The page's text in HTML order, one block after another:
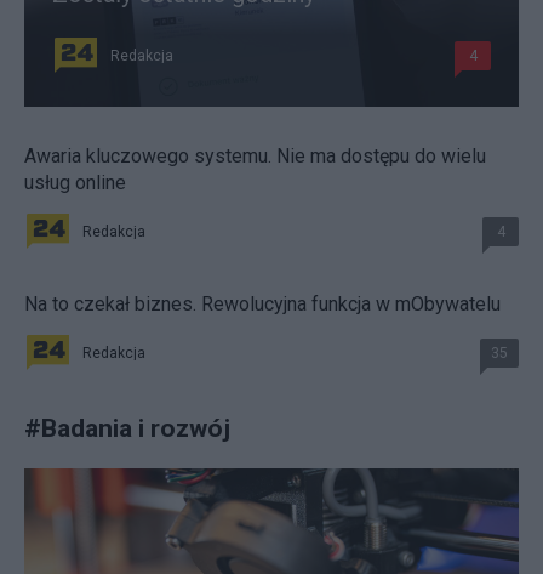
Redakcja 4
Awaria kluczowego systemu. Nie ma dostępu do wielu
usług online
Redakcja 4
Na to czekał biznes. Rewolucyjna funkcja w mObywatelu
Redakcja 35
#Badania i rozwój